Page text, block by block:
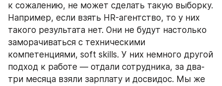
к сожалению, не может сделать такую выборку.
Например, если взять HR-агентство, то у них
такого результата нет. Они не будут настолько
заморачиваться с техническими
компетенциями, soft skills. У них немного другой
подход к работе — отдали сотрудника, за два-
три месяца взяли зарплату и досвидос. Мы же